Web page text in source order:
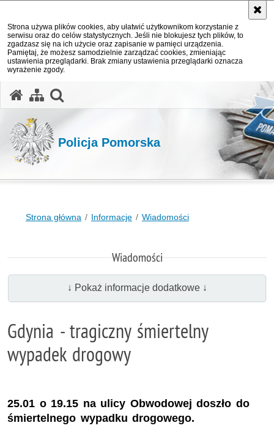
Strona używa plików cookies, aby ułatwić użytkownikom korzystanie z
serwisu oraz do celów statystycznych. Jeśli nie blokujesz tych plików, to
zgadzasz się na ich użycie oraz zapisanie w pamięci urządzenia.
Pamiętaj, że możesz samodzielnie zarządzać cookies, zmieniając
ustawienia przeglądarki. Brak zmiany ustawienia przeglądarki oznacza
wyrażenie zgody.
Policja Pomorska
Strona główna Informacje Wiadomości
Wiadomości
↓ Pokaż informacje dodatkowe ↓
Gdynia - tragiczny śmiertelny
wypadek drogowy
25.01 o 19.15 na ulicy Obwodowej doszło do
śmiertelnego wypadku drogowego.